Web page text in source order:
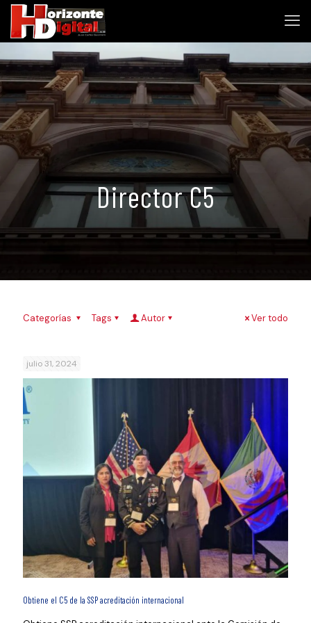
Director C5
Categorías Tags Autor Ver todo
julio 31, 2024
Obtiene el C5 de la SSP acreditación internacional